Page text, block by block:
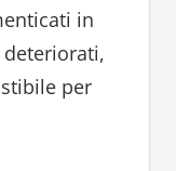
in
per